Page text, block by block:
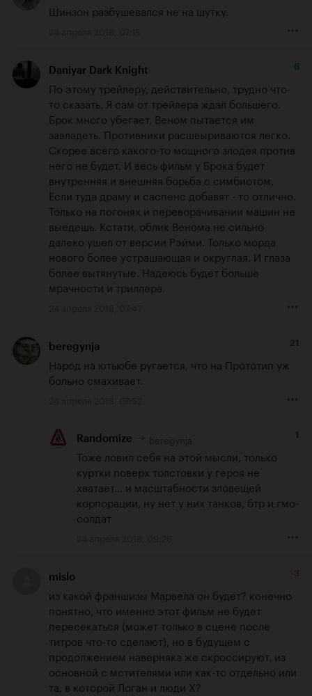
Шинзон разбушевался не на шутку.
Daniyar Dark Knight 6
По этому трейлеру, действительно, трудно что-
то сказать. Я сам от трейлера ждал большего.
Брок много убегает, Веном пытается им
завладеть. Противники расшвыриваются легко.
Скорее всего какого-то мощного злодея против
него не будет. И весь фильм у Брока будет
внутренняя и внешняя борьба с симбиотом.
Если туда драму и саспенс добавят - то отлично.
Только на погонях и переворачивании машин не
выедешь. Кстати, облик Венома не сильно
далеко ушел от версии Рэйми. Только морда
нового более устрашающая и округлая. И глаза
более вытянутые. Надеюсь будет больше
мрачности и триллера.
beregynja 21
Народ на ютьюбе ругается, что на Прототип уж
больно смахивает.
Randomize 1
Тоже ловил себя на этой мысли, только
куртки поверх толстовки у героя не
хватает... и масштабности зловещей
корпорации, ну нет у них танков, бтр и гмо-
солдат
mislo -3
из какой франшизы Марвела он будет? конечно
понятно, что именно этот фильм не будет
пересекаться (может только в сцене после
титров что-то сделают), но в будущем с
продолжением наверняка же скроссируют. из
основной с мстителями или как-то отдельно или
та, в которой Логан и люди Х?